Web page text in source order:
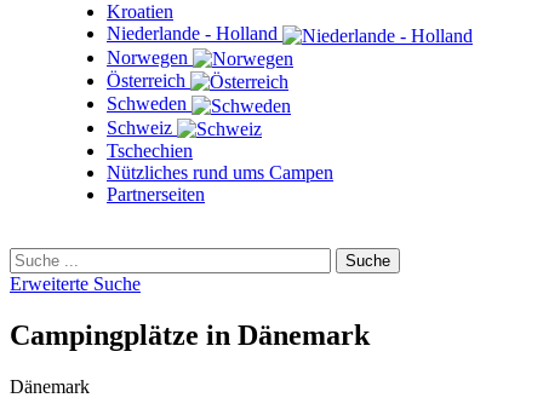
Kroatien
Niederlande - Holland
Norwegen
Österreich
Schweden
Schweiz
Tschechien
Nützliches rund ums Campen
Partnerseiten
Erweiterte Suche
Campingplätze in Dänemark
Dänemark